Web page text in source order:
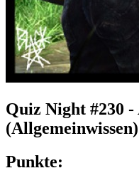
Quiz Night #230
(Allgemeinwissen)
Punkte: